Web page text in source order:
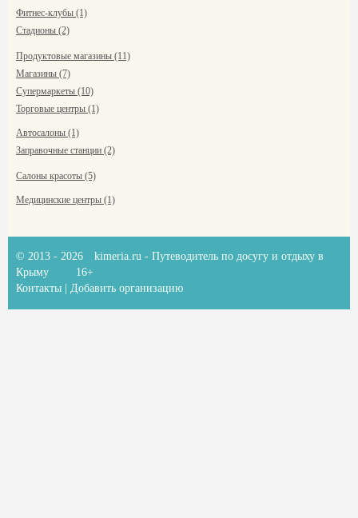
Фитнес-клубы (1)
Стадионы (2)
Продуктовые магазины (11)
Магазины (7)
Супермаркеты (10)
Торговые центры (1)
Автосалоны (1)
Заправочные станции (2)
Салоны красоты (5)
Медицинские центры (1)
© 2013 - 2026 kimeria.ru - Путеводитель по досугу и отдыху в
Крыму
16+
Контакты
Добавить организацию